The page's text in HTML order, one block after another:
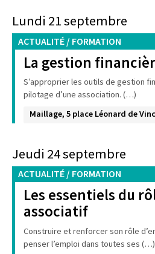
Lundi 21 septembre
ACTUALITÉ / FORMATION
La gestion
S’approprier les outils de gestion
pilotage d’une association. (…)
Maillage, 5 place Léonard de
Jeudi 24 septembre
ACTUALITÉ / FORMATION
Les essentiels du
associatif
Construire et renforcer son rôle
penser l’emploi dans toutes ses (…)